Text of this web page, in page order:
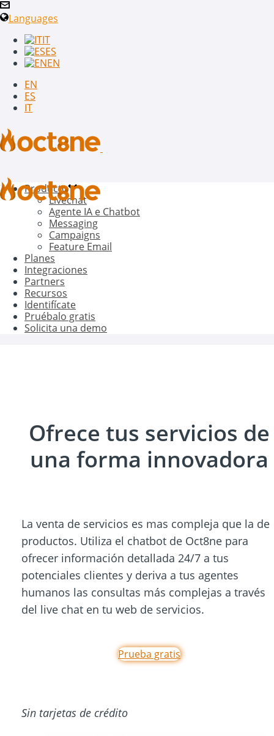
Languages
IT
ES
EN
EN
ES
IT
Producto
Livechat
Agente IA e Chatbot
Messaging
Campaigns
Feature Email
Planes
Integraciones
Partners
Recursos
Identifícate
Pruébalo gratis
Solicita una demo
Ofrece tus servicios de
una forma innovadora
La venta de servicios es mas compleja que la de
productos. Utiliza el chatbot de Oct8ne para
ofrecer información detallada 24/7 a tus
potenciales clientes y deriva a tus agentes
humanos las consultas más complejas a través
del live chat en tu web de servicios.
Prueba gratis
Sin tarjetas de crédito